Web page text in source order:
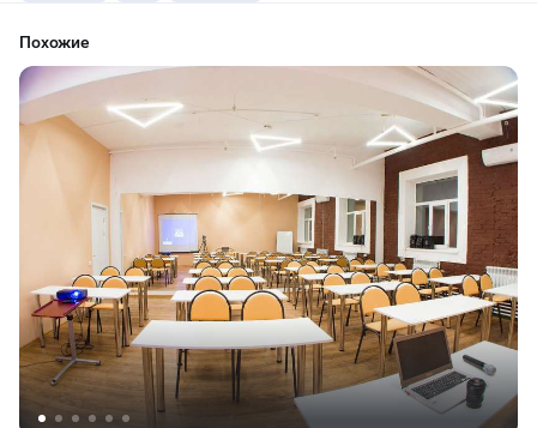
КОНФЕРЕНЦИИ
ХАКАТОНЫ
ДЕГУСТАЦИИ
ЧАЕПИТИЕ
Похожие